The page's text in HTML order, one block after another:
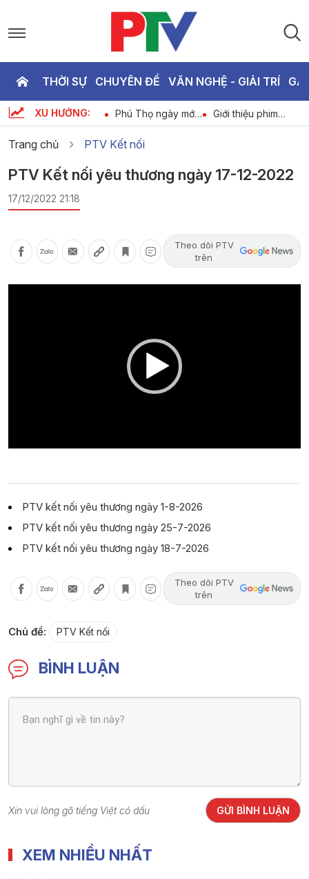
THỜI SỰ CHUYÊN ĐỀ VĂN NGHỆ - GIẢI TRÍ
XU HƯỚNG:
Bản tin tiếng Anh -
Phu Tho News
Phú Thọ ngày mới
ngày 08-08-2026
Giới thiệu phim
ngày 08-08-2026
Trang chủ PTV Kết nối
PTV Kết nối yêu thương ngày 17-12-2022
17/12/2022 21:18
Theo dõi PTV
trên
PTV kết nối yêu thương ngày 1-8-2026
PTV kết nối yêu thương ngày 25-7-2026
PTV kết nối yêu thương ngày 18-7-2026
Theo dõi PTV
trên
Chủ đề: PTV Kết nối
BÌNH LUẬN
Xin vui lòng gõ tiếng Việt có dấu GỬI BÌNH LUẬN
XEM NHIỀU NHẤT